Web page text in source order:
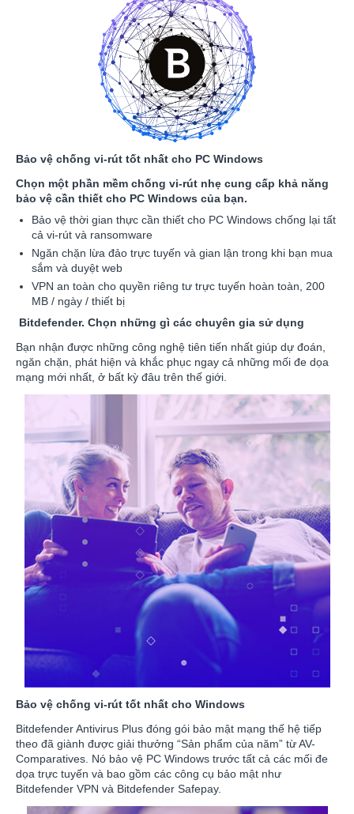
Bảo vệ chống vi-rút tốt nhất cho PC Windows
Chọn một phần mềm chống vi-rút nhẹ cung cấp khả năng
bảo vệ cần thiết cho PC Windows của bạn.
Bảo vệ thời gian thực cần thiết cho PC Windows chống lại tất
cả vi-rút và ransomware
Ngăn chặn lừa đảo trực tuyến và gian lận trong khi bạn mua
sắm và duyệt web
VPN an toàn cho quyền riêng tư trực tuyến hoàn toàn, 200
MB / ngày / thiết bị
Bitdefender. Chọn những gì các chuyên gia sử dụng
Bạn nhận được những công nghệ tiên tiến nhất giúp dự đoán,
ngăn chặn, phát hiện và khắc phục ngay cả những mối đe dọa
mạng mới nhất, ở bất kỳ đâu trên thế giới.
Bảo vệ chống vi-rút tốt nhất cho Windows
Bitdefender Antivirus Plus đóng gói bảo mật mạng thế hệ tiếp
theo đã giành được giải thưởng “Sản phẩm của năm” từ AV-
Comparatives. Nó bảo vệ PC Windows trước tất cả các mối đe
dọa trực tuyến và bao gồm các công cụ bảo mật như
Bitdefender VPN và Bitdefender Safepay.